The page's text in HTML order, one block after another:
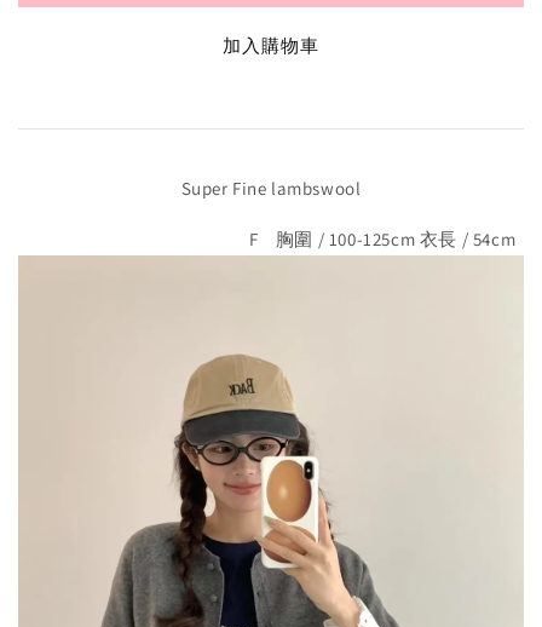
加入購物車
Super Fine lambswool
F 胸圍 / 100-125cm 衣長 / 54cm